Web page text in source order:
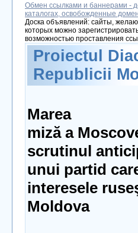
Обмен ссылками и баннерами -
каталогах, освобожденные
Доска объявлений: сайты,
которых можно
возможностью проставления
Proiectul
Republicii
Marea
miză a
scrutinul
unui partid
interesele
Moldova